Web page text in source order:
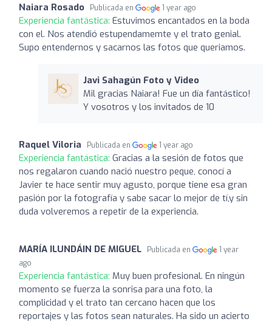
Naiara Rosado Publicada en 1 year ago
Experiencia fantástica: Estuvimos encantados en la boda
con el. Nos atendió estupendamemte y el trato genial.
Supo entendernos y sacarnos las fotos que queriamos.
Javi Sahagún Foto y Video
Mil gracias Naiara! Fue un día fantástico!
Y vosotros y los invitados de 10
Raquel Viloria Publicada en 1 year ago
Experiencia fantástica: Gracias a la sesión de fotos que
nos regalaron cuando nació nuestro peque, conocí a
Javier te hace sentir muy agusto, porque tiene esa gran
pasión por la fotografía y sabe sacar lo mejor de tí,y sin
duda volveremos a repetir de la experiencia.
MARÍA ILUNDÁIN DE MIGUEL Publicada en
1 year
ago
Experiencia fantástica: Muy buen profesional. En ningún
momento se fuerza la sonrisa para una foto, la
complicidad y el trato tan cercano hacen que los
reportajes y las fotos sean naturales. Ha sido un acierto